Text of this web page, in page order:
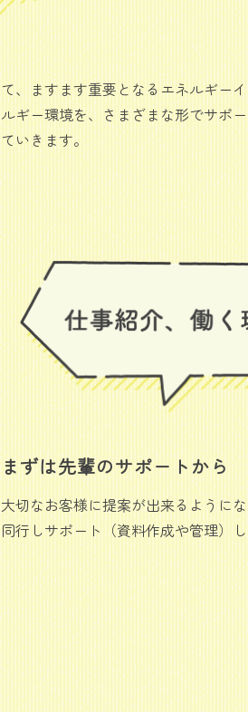
ますます重要となるエネルギー
ギー環境を、さまざまな形でサポ
いきます。
まずは先輩のサポートから
大切なお客様に提案が出来るように
同行しサポート（資料作成や管理）